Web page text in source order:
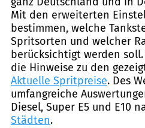
Mit den erweiterten
bestimmen, welche
Spritsorten und welcher
berücksichtigt werden
die Hinweise zu den
Aktuelle Spritpreise. Des
umfangreiche
Diesel, Super E5 und E10
Städten.